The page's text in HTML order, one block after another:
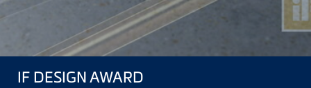
IF DESIGN AWARD